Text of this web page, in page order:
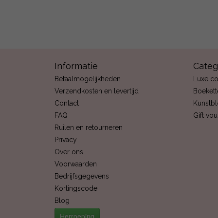
Informatie
Betaalmogelijkheden
Verzendkosten en levertijd
Contact
FAQ
Ruilen en retourneren
Privacy
Over ons
Voorwaarden
Bedrijfsgegevens
Kortingscode
Blog
Herroeping
Luxe
Gift